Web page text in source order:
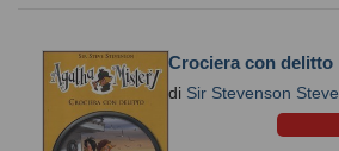
Crociera con delitto
di Sir Stevenson Steve